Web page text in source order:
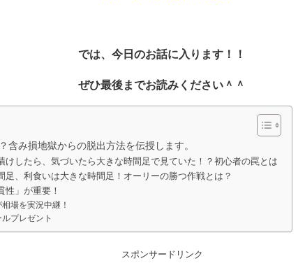
では、今日のお話に入ります！！
ぜひ最後までお読みください＾＾
含み損地獄からの脱出方法を伝授します。
けしたら、気づいたら大きな時間足で見ていた！？初心者の罠とは
足、利食いは大きな時間足！オーリーの勝つ作戦とは？
性」が重要！
場を実況中継！
プレゼント
スポンサードリンク